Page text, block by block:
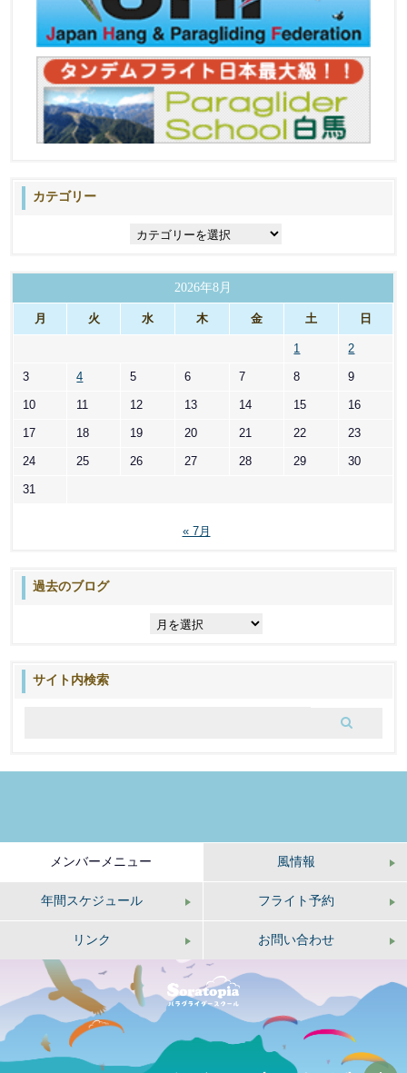
カテゴリー
ー
2026年8月
月 火 水 木 金 土 日
1 2
3 4 5 6 7 8 9
10 11 12 13 14 15 16
17 18 19 20 21 22 23
24 25 26 27 28 29 30
31
« 7月
過去のブログ
サイト内検索
メンバーメニュー 風情報
年間スケジュール フライト予約
リンク お問い合わせ